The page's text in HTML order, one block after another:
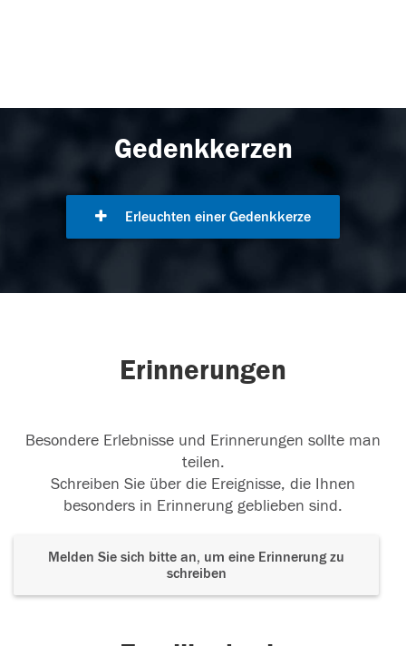
Gedenkkerzen
Erleuchten einer Gedenkkerze
Erinnerungen
Besondere Erlebnisse und Erinnerungen sollte man
teilen.
Schreiben Sie über die Ereignisse, die Ihnen
besonders in Erinnerung geblieben sind.
Melden Sie sich bitte an, um eine Erinnerung zu
schreiben